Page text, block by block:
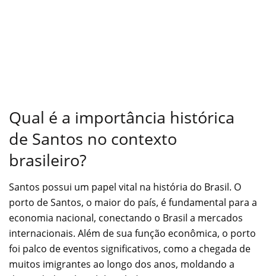
Qual é a importância histórica
de Santos no contexto
brasileiro?
Santos possui um papel vital na história do Brasil. O
porto de Santos, o maior do país, é fundamental para a
economia nacional, conectando o Brasil a mercados
internacionais. Além de sua função econômica, o porto
foi palco de eventos significativos, como a chegada de
muitos imigrantes ao longo dos anos, moldando a